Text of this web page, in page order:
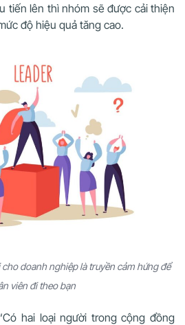
tiến lên thì nhóm sẽ được cải thiện
độ hiệu quả tăng cao.
doanh nghiệp là truyền cảm hứng để
viên đi theo bạn
hai loại người trong cộng đồng